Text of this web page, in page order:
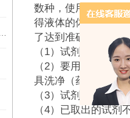
数种，使用时要把
得液体的体积。如
了达到准确的实验
（1）试剂不能
（2）要用洁净的
具洗净（药勺要擦
（3）试剂取用后一
（4）已取出的试